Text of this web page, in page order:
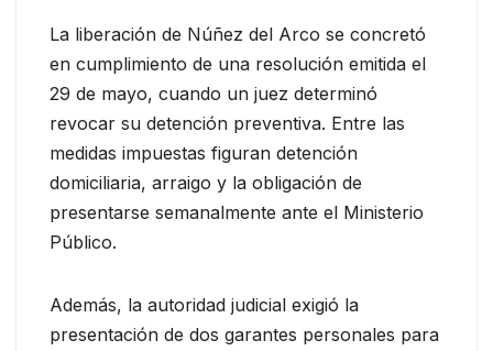
La liberación de Núñez del Arco se concretó
en cumplimiento de una resolución emitida el
29 de mayo, cuando un juez determinó
revocar su detención preventiva. Entre las
medidas impuestas figuran detención
domiciliaria, arraigo y la obligación de
presentarse semanalmente ante el Ministerio
Público.
Además, la autoridad judicial exigió la
presentación de dos garantes personales para